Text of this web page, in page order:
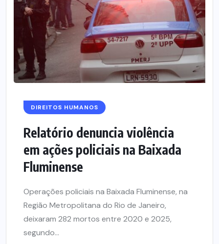
DIREITOS HUMANOS
Relatório denuncia violência
em ações policiais na Baixada
Fluminense
Operações policiais na Baixada Fluminense, na
Região Metropolitana do Rio de Janeiro,
deixaram 282 mortos entre 2020 e 2025,
segundo...